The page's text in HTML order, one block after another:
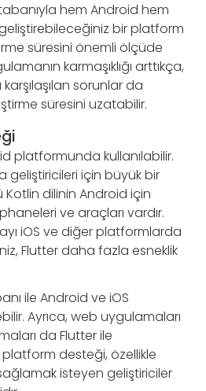
hem Android hem
bir platform
süresini önemli ölçüde
karmaşıklığı arttıkça,
karşılaşılan sorunlar da
süresini uzatabilir.
platformunda kullanılabilir.
geliştiricileri için büyük bir
dilinin Android için
ve araçları vardır.
iOS ve diğer platformlarda
Flutter daha fazla esneklik
ile Android ve iOS
Ayrıca, web uygulamaları
da Flutter ile
platform desteği, özellikle
isteyen geliştiriciler